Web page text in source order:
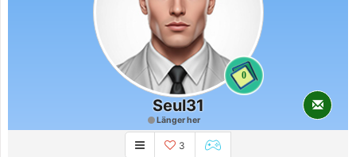
0
Seul31
Länger her
3